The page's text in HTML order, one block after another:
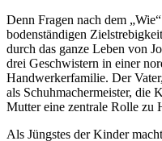
Denn Fragen nach dem
bodenständigen
durch das ganze Leben von
drei Geschwistern in einer
Handwerkerfamilie. Der
als Schuhmachermeister, die
Mutter eine zentrale Rolle zu
Als Jüngstes der Kinder